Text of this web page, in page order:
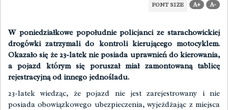
FONT SIZE A+ A-
W poniedziałkowe popołudnie policjanci ze starachowickiej
drogówki zatrzymali do kontroli kierującego motocyklem.
Okazało się że 23-latek nie posiada uprawnień do kierowania,
a pojazd którym się poruszał miał zamontowaną tablicę
rejestracyjną od innego jednośladu.
23-latek wiedząc, że pojazd nie jest zarejestrowany i nie
posiada obowiązkowego ubezpieczenia, wyjeżdżając z miejsca